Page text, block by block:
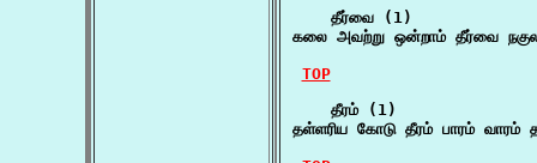
    தீர்வை (1)
கலை அவற்று ஒன்றாம் தீர்வை
TOP
    தீரம் (1)
தள்ளரிய கோடு தீரம் பாரம்